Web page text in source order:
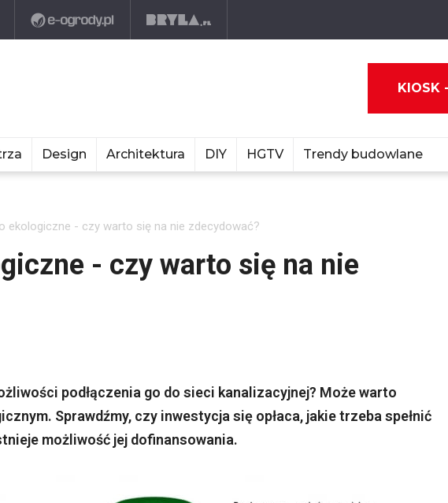
KIOSK
Design Architektura DIY HGTV Trendy budowlane
ekologiczne - czy warto się na nie zdecydować?
- czy warto się na nie
podłączenia go do sieci kanalizacyjnej? Może warto
Sprawdźmy, czy inwestycja się opłaca, jakie trzeba spełnić
możliwość jej dofinansowania.